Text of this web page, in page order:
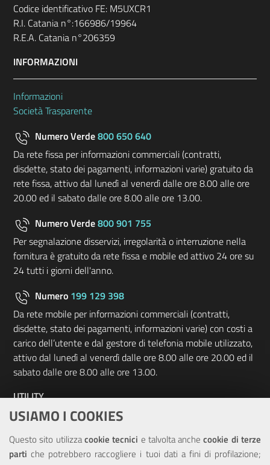
USIAMO I COOKIES
Questo sito utilizzacookie tecnici e talvolta anchecookie di terze
parti che potrebbero raccogliere i tuoi dati a fini di profilazione;
Codice identificativo FE: M5UXCR1
R.I. Catania n°:166986/19964
R.E.A. Catania n°206359
INFORMAZIONI
Informazioni
Società Trasparente
Numero Verde800 650 640
Da rete fissa per informazioni commerciali (contratti,
disdette, stato dei pagamenti, informazioni varie) gratuito da
rete fissa, attivo dal lunedì al venerdì dalle ore 8.00 alle ore
20.00 ed il sabato dalle ore 8.00 alle ore 13.00.
Numero Verde800 901 755
Per segnalazione disservizi, irregolarità o interruzione nella
fornitura è gratuito da rete fissa e mobile ed attivo 24 ore su
24 tutti i giorni dell'anno.
Numero 199 129 398
Da rete mobile per informazioni commerciali (contratti,
disdette, stato dei pagamenti, informazioni varie) con costi a
carico dell’utente e dal gestore di telefonia mobile utilizzato,
attivo dal lunedì al venerdì dalle ore 8.00 alle ore 20.00 ed il
sabato dalle ore 8.00 alle ore 13.00.
UTILITY
Sitemap